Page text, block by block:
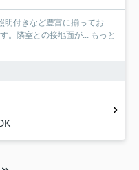
明付きなど豊富に揃ってお
。隣室との接地面が... もっと